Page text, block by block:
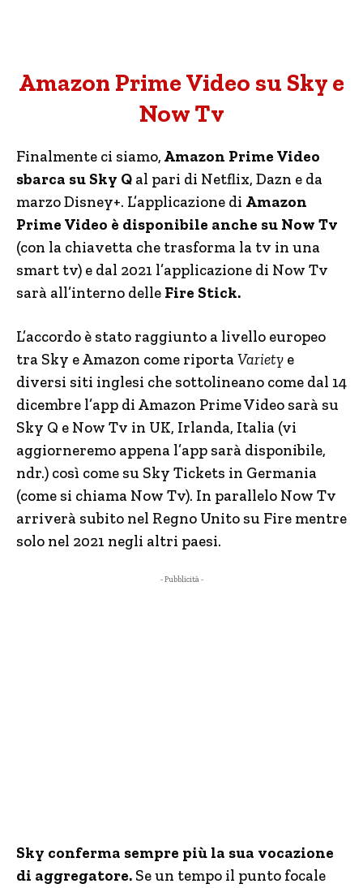
Amazon Prime Video su Sky e
Now Tv
Finalmente ci siamo, Amazon Prime Video
sbarca su Sky Q al pari di Netflix, Dazn e da
marzo Disney+. L’applicazione di Amazon
Prime Video è disponibile anche su Now Tv
(con la chiavetta che trasforma la tv in una
smart tv) e dal 2021 l’applicazione di Now Tv
sarà all’interno delle Fire Stick.
L’accordo è stato raggiunto a livello europeo
tra Sky e Amazon come riportaVariety e
diversi siti inglesi che sottolineano come dal 14
dicembre l’app di Amazon Prime Video sarà su
Sky Q e Now Tv in UK, Irlanda, Italia (vi
aggiorneremo appena l’app sarà disponibile,
ndr.) così come su Sky Tickets in Germania
(come si chiama Now Tv). In parallelo Now Tv
arriverà subito nel Regno Unito su Fire mentre
solo nel 2021 negli altri paesi.
- Pubblicità -
Sky conferma sempre più la sua vocazione
di aggregatore. Se un tempo il punto focale